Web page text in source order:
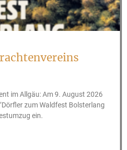
im Allgäu: Am 9. August 2026
zum Waldfest Bolsterlang
ein.